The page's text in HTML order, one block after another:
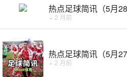
热点足球简讯（5月
· 2 月前
热点足球简讯（5月
· 2 月前